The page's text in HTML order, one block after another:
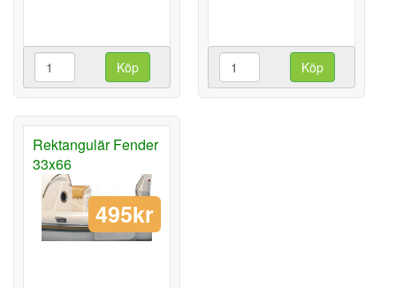
Köp Köp
Rektangulär Fender
33x66
495kr